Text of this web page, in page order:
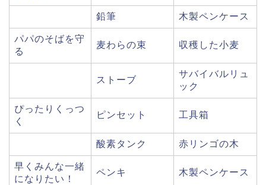
鉛筆 木製ペンケース
パパのそばを守
る
麦わらの束 収穫した小麦
ストーブ
サバイバルリュ
ック
ぴったりくっつ
く
ピンセット 工具箱
酸素タンク 赤リンゴの木
早くみんな一緒
になりたい！
ペンキ 木製ペンケース